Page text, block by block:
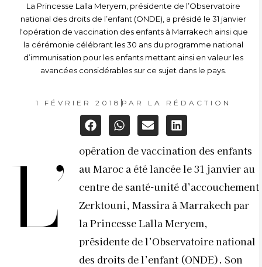
La Princesse Lalla Meryem, présidente de l’Observatoire
national des droits de l’enfant (ONDE), a présidé le 31 janvier
l'opération de vaccination des enfants à Marrakech ainsi que
la cérémonie célébrant les 30 ans du programme national
d’immunisation pour les enfants mettant ainsi en valeur les
avancées considérables sur ce sujet dans le pays.
1 FÉVRIER 2018 PAR LA RÉDACTION
L’
opération de vaccination des enfants
au Maroc a été lancée le 31 janvier au
centre de santé-unité d’accouchement
Zerktouni, Massira à Marrakech par
la Princesse Lalla Meryem,
présidente de l’Observatoire national
des droits de l’enfant (ONDE). Son